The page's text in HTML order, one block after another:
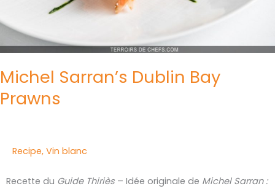
Michel Sarran’s Dublin Bay
Prawns
Recipe, Vin blanc
Recette du Guide Thiriès – Idée originale de Michel Sarran :